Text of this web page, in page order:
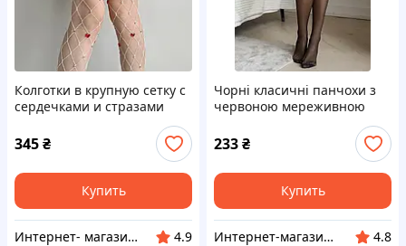
Колготки в крупную сетку с
сердечками и стразами
345₴
Купить
Интернет- магазин "Beauty"
4.9
Чорні класичні панчохи з
червоною мереживною
233₴
Купить
Интернет-магазин модной женской одежды KARDIGAN
4.8